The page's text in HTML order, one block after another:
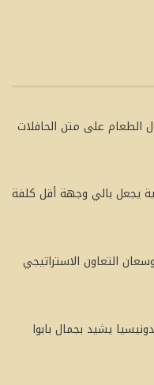
الطعام على متن الحافلات
يجعل بالي وجهة أقل كلفة
التعاون الاستراتيجي
يشيد بجمال بابوا